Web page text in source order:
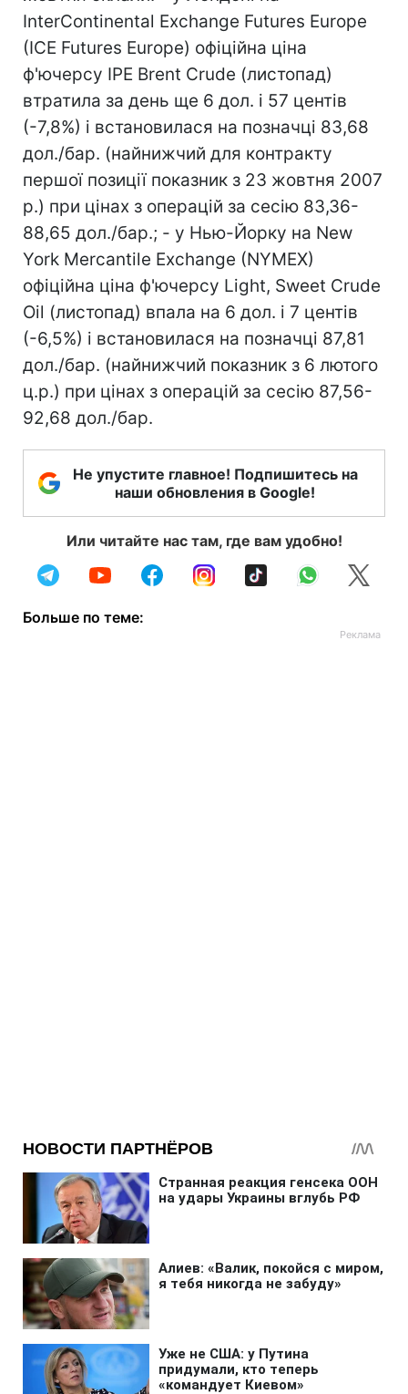
InterContinental Exchange Futures Europe
(IСE Futures Europe) офіційна ціна
ф'ючерсу IPE Brent Crude (листопад)
втратила за день ще 6 дол. і 57 центів
(-7,8%) і встановилася на позначці 83,68
дол./бар. (найнижчий для контракту
першої позиції показник з 23 жовтня 2007
р.) при цінах з операцій за сесію 83,36-
88,65 дол./бар.; - у Нью-Йорку на New
York Mercantile Exchange (NYMEX)
офіційна ціна ф'ючерсу Light, Sweet Crude
Oil (листопад) впала на 6 дол. і 7 центів
(-6,5%) і встановилася на позначці 87,81
дол./бар. (найнижчий показник з 6 лютого
ц.р.) при цінах з операцій за сесію 87,56-
92,68 дол./бар.
Не упустите главное! Подпишитесь на
наши обновления в Google!
Или читайте нас там, где вам удобно!
Больше по теме: